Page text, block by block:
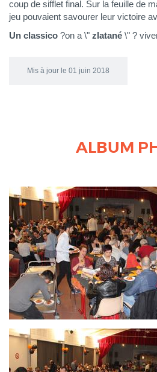
coup de sifflet final. Sur la feuille de
jeu pouvaient savourer leur victoire
Un classico ?on a \" zlatané \" ?
Mis à jour le 01 juin 2018
ALBUM